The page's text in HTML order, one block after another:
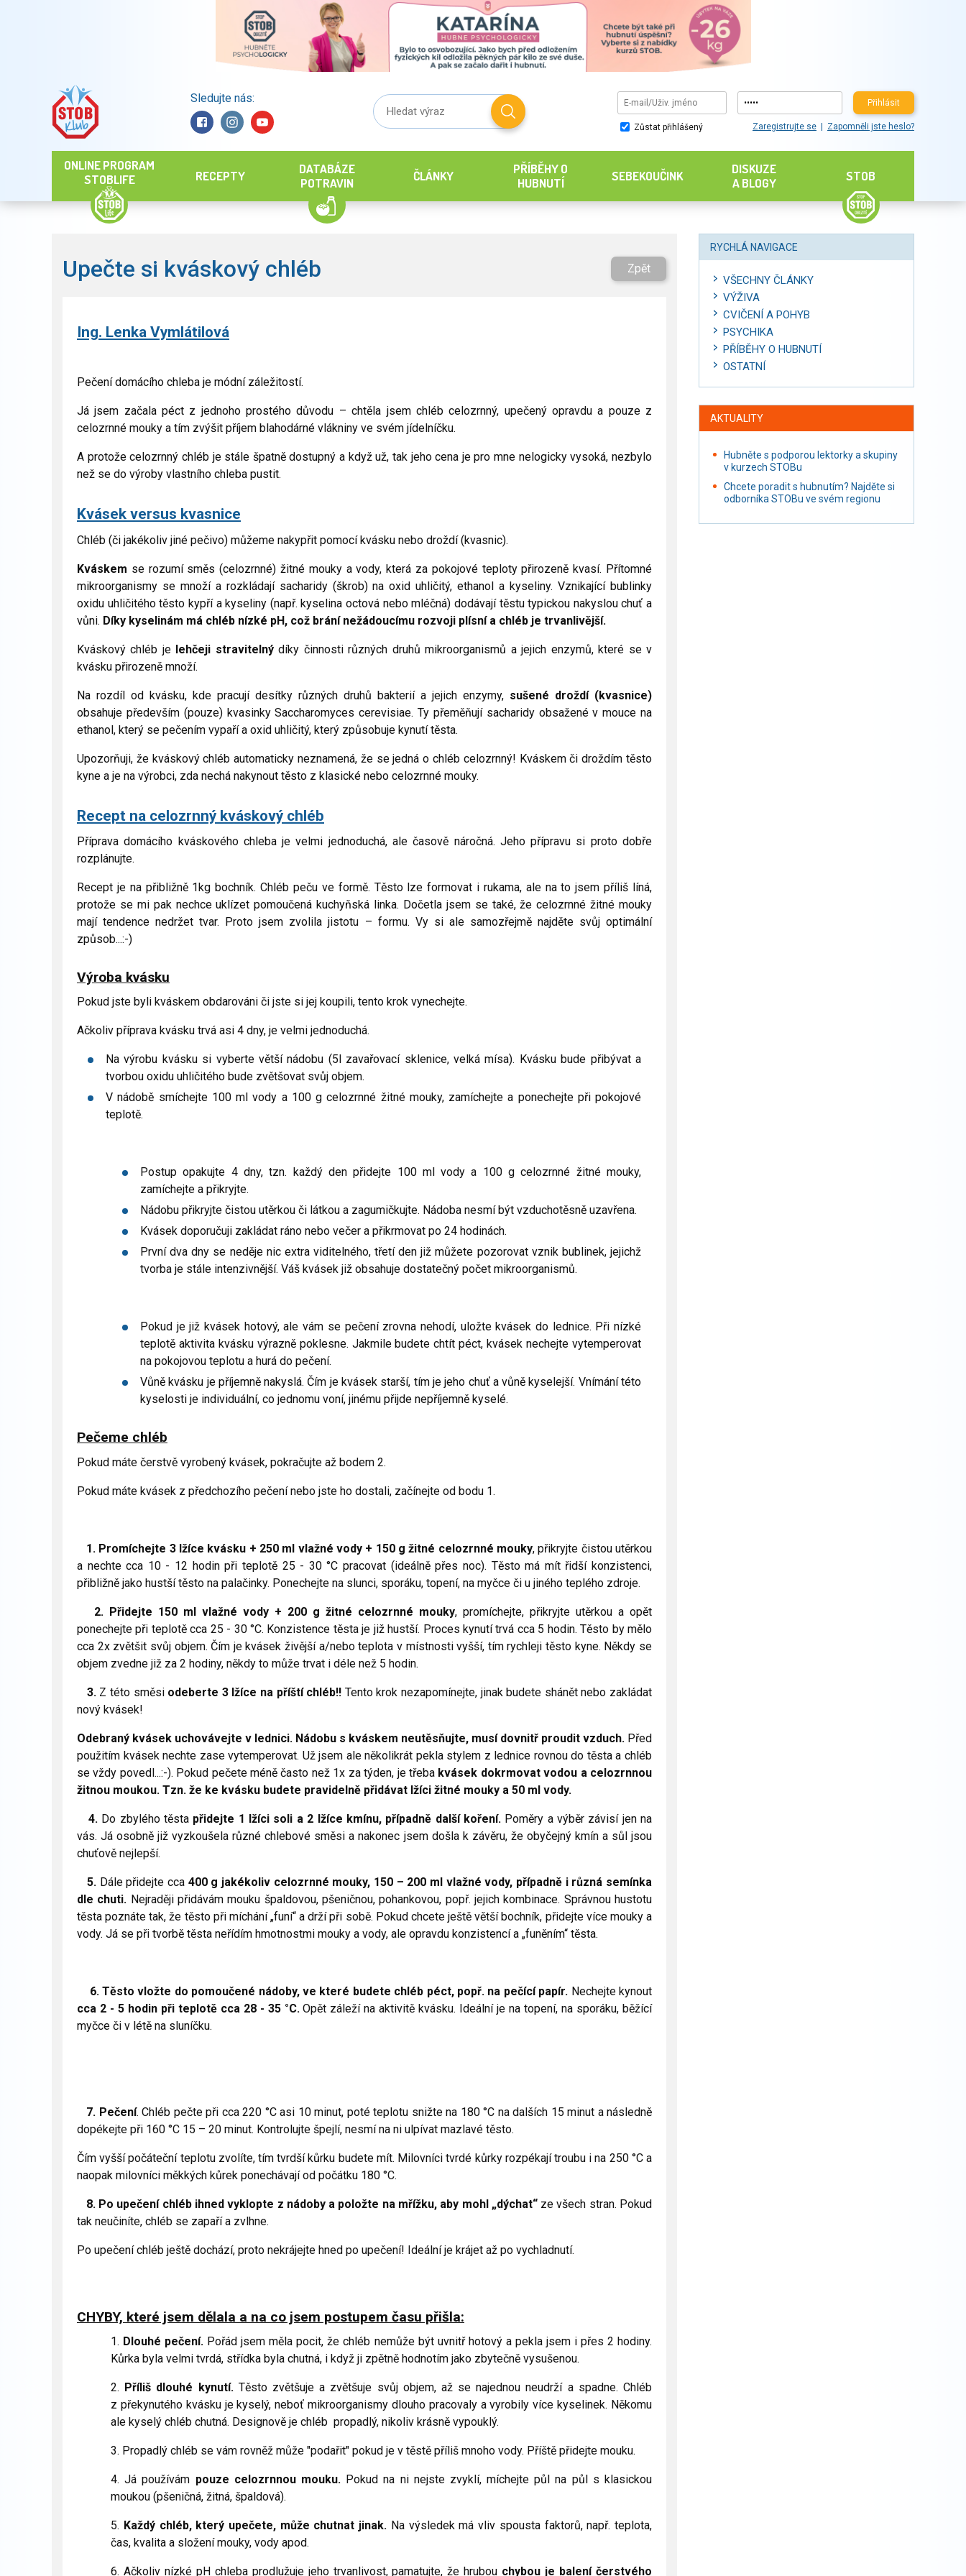
Sledujte nás: Přihlásit
Zůstat přihlášený Zaregistrujte se Zapomněli jste heslo?
ONLINE PROGRAM
STOBLIFE
RECEPTY
DATABÁZE
POTRAVIN
ČLÁNKY
PŘÍBĚHY O
HUBNUTÍ
SEBEKOUČINK
DISKUZE
A BLOGY
STOB
Upečte si kváskový chléb Zpět
Ing. Lenka Vymlátilová
Pečení domácího chleba je módní záležitostí.
Já jsem začala péct z jednoho prostého důvodu – chtěla jsem chléb celozrnný, upečený opravdu a pouze z
celozrnné mouky a tím zvýšit příjem blahodárné vlákniny ve svém jídelníčku.
A protože celozrnný chléb je stále špatně dostupný a když už, tak jeho cena je pro mne nelogicky vysoká, nezbylo
než se do výroby vlastního chleba pustit.
Kvásek versus kvasnice
Chléb (či jakékoliv jiné pečivo) můžeme nakypřit pomocí kvásku nebo droždí (kvasnic).
Kváskem se rozumí směs (celozrnné) žitné mouky a vody, která za pokojové teploty přirozeně kvasí. Přítomné
mikroorganismy se množí a rozkládají sacharidy (škrob) na oxid uhličitý, ethanol a kyseliny. Vznikající bublinky
oxidu uhličitého těsto kypří a kyseliny (např. kyselina octová nebo mléčná) dodávají těstu typickou nakyslou chuť a
vůni. Díky kyselinám má chléb nízké pH, což brání nežádoucímu rozvoji plísní a chléb je trvanlivější.
Kváskový chléb je lehčeji stravitelnýdíky činnosti různých druhů mikroorganismů a jejich enzymů, které se v
kvásku přirozeně množí.
Na rozdíl od kvásku, kde pracují desítky různých druhů bakterií a jejich enzymy, sušené droždí (kvasnice)
obsahuje především (pouze) kvasinky Saccharomyces cerevisiae. Ty přeměňují sacharidy obsažené v mouce na
ethanol, který se pečením vypaří a oxid uhličitý, který způsobuje kynutí těsta.
Upozorňuji, že kváskový chléb automaticky neznamená, že se jedná o chléb celozrnný! Kváskem či droždím těsto
kyne a je na výrobci, zda nechá nakynout těsto z klasické nebo celozrnné mouky.
Recept na celozrnný kváskový chléb
Příprava domácího kváskového chleba je velmi jednoduchá, ale časově náročná. Jeho přípravu si proto dobře
rozplánujte.
Recept je na přibližně 1kg bochník. Chléb peču ve formě. Těsto lze formovat i rukama, ale na to jsem příliš líná,
protože se mi pak nechce uklízet pomoučená kuchyňská linka. Dočetla jsem se také, že celozrnné žitné mouky
mají tendence nedržet tvar. Proto jsem zvolila jistotu – formu. Vy si ale samozřejmě najděte svůj optimální
způsob...:-)
Výroba kvásku
Pokud jste byli kváskem obdarováni či jste si jej koupili, tento krok vynechejte.
Ačkoliv příprava kvásku trvá asi 4 dny, je velmi jednoduchá.
Na výrobu kvásku si vyberte větší nádobu (5l zavařovací sklenice, velká mísa). Kvásku bude přibývat a
tvorbou oxidu uhličitého bude zvětšovat svůj objem.
V nádobě smíchejte 100 ml vody a 100 g celozrnné žitné mouky, zamíchejte a ponechejte při pokojové
teplotě.
Postup opakujte 4 dny, tzn. každý den přidejte 100 ml vody a 100 g celozrnné žitné mouky,
zamíchejte a přikryjte.
Nádobu přikryjte čistou utěrkou či látkou a zagumičkujte. Nádoba nesmí být vzduchotěsně uzavřena.
Kvásek doporučuji zakládat ráno nebo večer a přikrmovat po 24 hodinách.
První dva dny se neděje nic extra viditelného, třetí den již můžete pozorovat vznik bublinek, jejichž
tvorba je stále intenzivnější. Váš kvásek již obsahuje dostatečný počet mikroorganismů.
Pokud je již kvásek hotový, ale vám se pečení zrovna nehodí, uložte kvásek do lednice. Při nízké
teplotě aktivita kvásku výrazně poklesne. Jakmile budete chtít péct, kvásek nechejte vytemperovat
na pokojovou teplotu a hurá do pečení.
Vůně kvásku je příjemně nakyslá. Čím je kvásek starší, tím je jeho chuť a vůně kyselejší. Vnímání této
kyselosti je individuální, co jednomu voní, jinému přijde nepříjemně kyselé.
Pečeme chléb
Pokud máte čerstvě vyrobený kvásek, pokračujte až bodem 2.
Pokud máte kvásek z předchozího pečení nebo jste ho dostali, začínejte od bodu 1.
1. Promíchejte 3 lžíce kvásku + 250 ml vlažné vody + 150 g žitné celozrnné mouky, přikryjte čistou utěrkou
a nechte cca 10 - 12 hodin při teplotě 25 - 30 °C pracovat (ideálně přes noc). Těsto má mít řidší konzistenci,
přibližně jako hustší těsto na palačinky. Ponechejte na slunci, sporáku, topení, na myčce či u jiného teplého zdroje.
2. Přidejte 150 ml vlažné vody + 200 g žitné celozrnné mouky, promíchejte, přikryjte utěrkou a opět
ponechejte při teplotě cca 25 - 30 °C. Konzistence těsta je již hustší. Proces kynutí trvá cca 5 hodin. Těsto by mělo
cca 2x zvětšit svůj objem. Čím je kvásek živější a/nebo teplota v místnosti vyšší, tím rychleji těsto kyne. Někdy se
objem zvedne již za 2 hodiny, někdy to může trvat i déle než 5 hodin.
3. Z této směsiodeberte 3 lžíce na příští chléb!! Tento krok nezapomínejte, jinak budete shánět nebo zakládat
nový kvásek!
Odebraný kvásek uchovávejte v lednici. Nádobu s kváskem neutěsňujte, musí dovnitř proudit vzduch. Před
použitím kvásek nechte zase vytemperovat. Už jsem ale několikrát pekla stylem z lednice rovnou do těsta a chléb
se vždy povedl...:-). Pokud pečete méně často než 1x za týden, je třeba kvásek dokrmovat vodou a celozrnnou
žitnou moukou. Tzn. že ke kvásku budete pravidelně přidávat lžíci žitné mouky a 50 ml vody.
4. Do zbylého těsta přidejte 1 lžíci soli a 2 lžíce kmínu, případně další koření. Poměry a výběr závisí jen na
vás. Já osobně již vyzkoušela různé chlebové směsi a nakonec jsem došla k závěru, že obyčejný kmín a sůl jsou
chuťově nejlepší.
5. Dále přidejte cca 400 g jakékoliv celozrnné mouky, 150 – 200 ml vlažné vody, případně i různá semínka
dle chuti. Nejraději přidávám mouku špaldovou, pšeničnou, pohankovou, popř. jejich kombinace. Správnou hustotu
těsta poznáte tak, že těsto při míchání „funí“ a drží při sobě. Pokud chcete ještě větší bochník, přidejte více mouky a
vody. Já se při tvorbě těsta neřídím hmotnostmi mouky a vody, ale opravdu konzistencí a „funěním“ těsta.
6. Těsto vložte do pomoučené nádoby, ve které budete chléb péct, popř. na pečící papír. Nechejte kynout
cca 2 - 5 hodin při teplotě cca 28 - 35 °C. Opět záleží na aktivitě kvásku. Ideální je na topení, na sporáku, běžící
myčce či v létě na sluníčku.
7. Pečení. Chléb pečte při cca 220 °C asi 10 minut, poté teplotu snižte na 180 °C na dalších 15 minut a následně
dopékejte při 160 °C 15 – 20 minut. Kontrolujte špejlí, nesmí na ni ulpívat mazlavé těsto.
Čím vyšší počáteční teplotu zvolíte, tím tvrdší kůrku budete mít. Milovníci tvrdé kůrky rozpékají troubu i na 250 °C a
naopak milovníci měkkých kůrek ponechávají od počátku 180 °C.
8. Po upečení chléb ihned vyklopte z nádoby a položte na mřížku, aby mohl „dýchat“ ze všech stran. Pokud
tak neučiníte, chléb se zapaří a zvlhne.
Po upečení chléb ještě dochází, proto nekrájejte hned po upečení! Ideální je krájet až po vychladnutí.
CHYBY, které jsem dělala a na co jsem postupem času přišla:
1. Dlouhé pečení. Pořád jsem měla pocit, že chléb nemůže být uvnitř hotový a pekla jsem i přes 2 hodiny.
Kůrka byla velmi tvrdá, střídka byla chutná, i když ji zpětně hodnotím jako zbytečně vysušenou.
2. Příliš dlouhé kynutí.Těsto zvětšuje a zvětšuje svůj objem, až se najednou neudrží a spadne. Chléb
z překynutého kvásku je kyselý, neboť mikroorganismy dlouho pracovaly a vyrobily více kyselinek. Někomu
ale kyselý chléb chutná. Designově je chléb propadlý, nikoliv krásně vypouklý.
3. Propadlý chléb se vám rovněž může "podařit" pokud je v těstě příliš mnoho vody. Příště přidejte mouku.
4. Já používám pouze celozrnnou mouku. Pokud na ni nejste zvyklí, míchejte půl na půl s klasickou
moukou (pšeničná, žitná, špaldová).
5. Každý chléb, který upečete, může chutnat jinak. Na výsledek má vliv spousta faktorů, např. teplota,
čas, kvalita a složení mouky, vody apod.
6. Ačkoliv nízké pH chleba prodlužuje jeho trvanlivost, pamatujte, že hrubou chybou je balení čerstvého
RYCHLÁ NAVIGACE
VŠECHNY ČLÁNKY
VÝŽIVA
CVIČENÍ A POHYB
PSYCHIKA
PŘÍBĚHY O HUBNUTÍ
OSTATNÍ
AKTUALITY
Hubněte s podporou lektorky a skupiny
v kurzech STOBu
Chcete poradit s hubnutím? Najděte si
odborníka STOBu ve svém regionu